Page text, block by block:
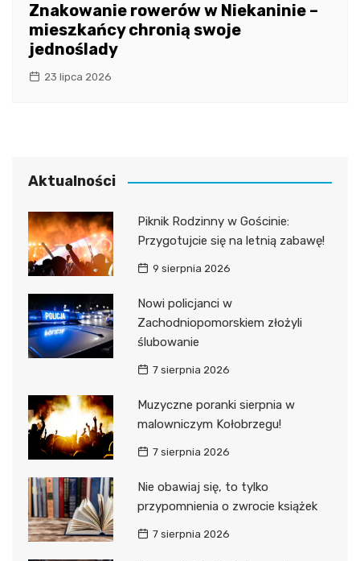
Znakowanie rowerów w Niekaninie –
mieszkańcy chronią swoje
jednoślady
23 lipca 2026
Aktualności
Piknik Rodzinny w Gościnie:
Przygotujcie się na letnią zabawę!
9 sierpnia 2026
Nowi policjanci w
Zachodniopomorskiem złożyli
ślubowanie
7 sierpnia 2026
Muzyczne poranki sierpnia w
malowniczym Kołobrzegu!
7 sierpnia 2026
Nie obawiaj się, to tylko
przypomnienia o zwrocie książek
7 sierpnia 2026